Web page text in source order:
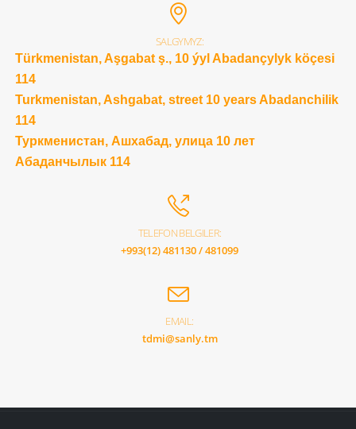
SALGYMYZ:
Türkmenistan, Aşgabat ş., 10 ýyl Abadançylyk köçesi
114
Turkmenistan, Ashgabat, street 10 years Abadanchilik
114
Туркменистан, Ашхабад, улица 10 лет
Абаданчылык 114
TELEFON BELGILER:
+993(12) 481130 / 481099
EMAIL:
tdmi@sanly.tm